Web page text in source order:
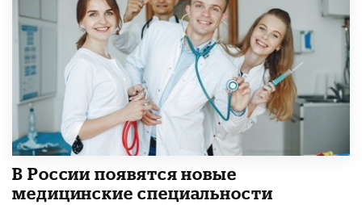
В России появятся новые
медицинские специальности